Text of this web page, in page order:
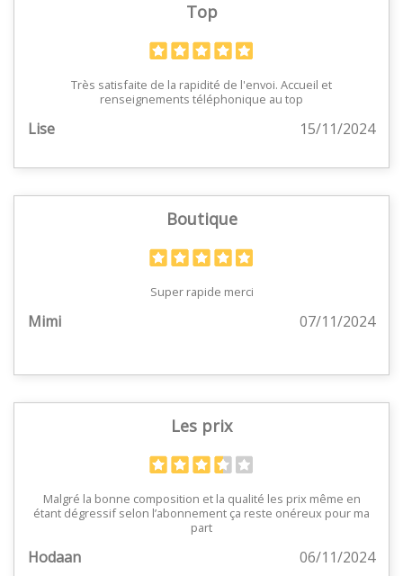
Top
Très satisfaite de la rapidité de l'envoi. Accueil et
renseignements téléphonique au top
Lise 15/11/2024
Boutique
Super rapide merci
Mimi 07/11/2024
Les prix
Malgré la bonne composition et la qualité les prix même en
étant dégressif selon l’abonnement ça reste onéreux pour ma
part
Hodaan 06/11/2024